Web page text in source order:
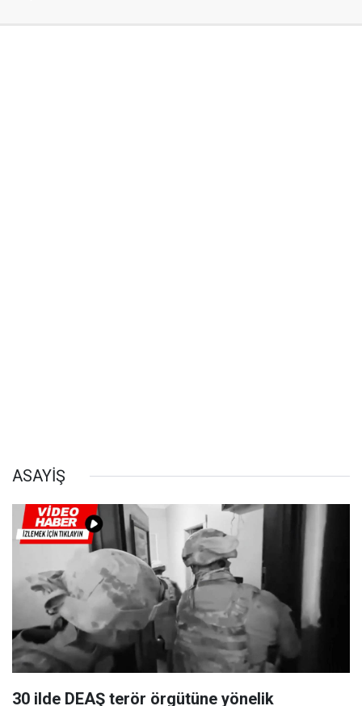
ASAYİŞ
30 ilde DEAŞ terör örgütüne yönelik